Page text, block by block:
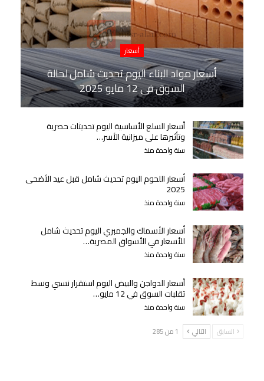
أسعار
أسعار مواد البناء اليوم تحديث شامل لحالة
السوق في 12 مايو 2025
أسعار السلع الأساسية اليوم تحديثات حصرية
وتأثيرها على ميزانية الأسر…
سنة واحدة منذ
أسعار اللحوم اليوم تحديث شامل قبل عيد الأضحى
2025
سنة واحدة منذ
أسعار الأسماك والجمبري اليوم تحديث شامل
للأسعار في الأسواق المصرية…
سنة واحدة منذ
أسعار الدواجن والبيض اليوم استقرار نسبي وسط
تقلبات السوق في 12 مايو…
سنة واحدة منذ
السابق التالي 1 من 285